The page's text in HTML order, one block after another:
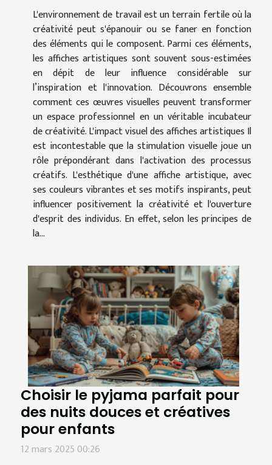
L'environnement de travail est un terrain fertile où la
créativité peut s'épanouir ou se faner en fonction
des éléments qui le composent. Parmi ces éléments,
les affiches artistiques sont souvent sous-estimées
en dépit de leur influence considérable sur
l’inspiration et l'innovation. Découvrons ensemble
comment ces œuvres visuelles peuvent transformer
un espace professionnel en un véritable incubateur
de créativité. L'impact visuel des affiches artistiques Il
est incontestable que la stimulation visuelle joue un
rôle prépondérant dans l'activation des processus
créatifs. L'esthétique d'une affiche artistique, avec
ses couleurs vibrantes et ses motifs inspirants, peut
influencer positivement la créativité et l'ouverture
d'esprit des individus. En effet, selon les principes de
la...
Choisir le pyjama parfait pour
des nuits douces et créatives
pour enfants
12 mars 2025 00:26